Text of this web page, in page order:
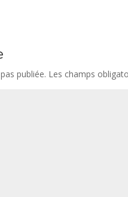
publiée. Les champs